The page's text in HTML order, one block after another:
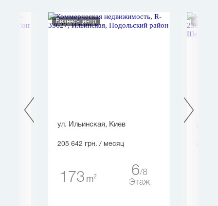
Бизнес-центр
ул. Ильинская, Киев
205 642 грн. / месяц
173 m2 6 8
Этаж
Офис